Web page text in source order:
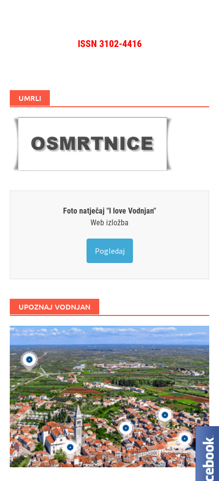
ISSN 3102-4416
UMRLI
Foto natječaj "I love Vodnjan"
Web izložba
Pogledaj
UPOZNAJ VODNJAN